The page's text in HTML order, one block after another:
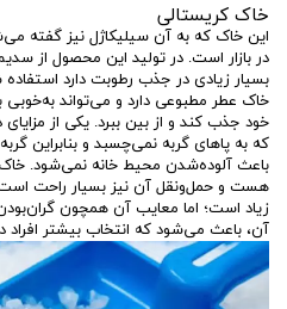
خاک کریستالی
این خاک که به آن سیلیکاژل نیز گفته
در بازار است. در تولید این محصول از
بسیار زیادی در جذب رطوبت دارد
خاک عطر مطبوعی دارد و می‌تواند به‌خوبی
خود جذب کند و از بین ببرد. یکی از
که به پاهای گربه نمی‌چسبد و بنابراین
باعث آلوده‌شدن محیط خانه نمی‌شود.
هست و حمل‌ونقل آن نیز بسیار راحت است.
زیاد است؛ اما معایب آن همچون
آن، باعث می‌شود که انتخاب بیشتر افراد